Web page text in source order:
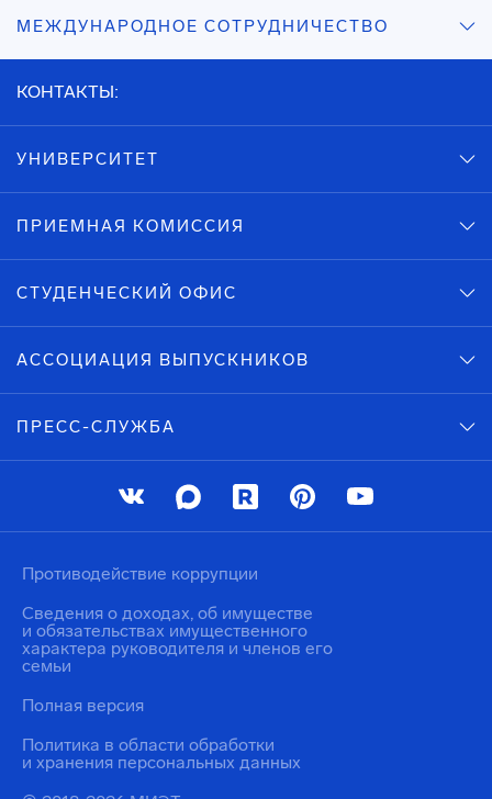
МЕЖДУНАРОДНОЕ СОТРУДНИЧЕСТВО
КОНТАКТЫ:
УНИВЕРСИТЕТ
ПРИЕМНАЯ КОМИССИЯ
СТУДЕНЧЕСКИЙ ОФИС
АССОЦИАЦИЯ ВЫПУСКНИКОВ
ПРЕСС-СЛУЖБА
Политика в области обработки
и хранения персональных данных
Противодействие коррупции
Сведения о доходах, об имуществе
и обязательствах имущественного
характера руководителя и членов его
семьи
Полная версия